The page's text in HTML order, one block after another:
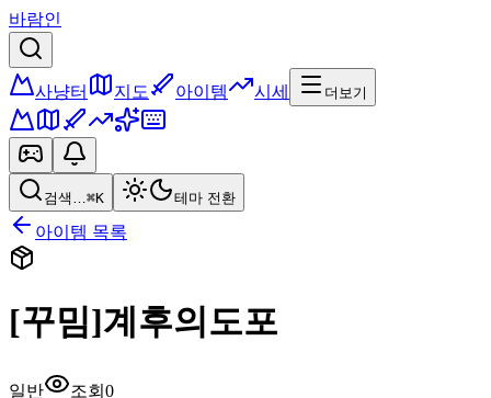
바람인
사냥터 지도 아이템 시세 더보기
검색…⌘K 테마 전환
아이템 목록
[꾸밈]계후의도포
일반 조회 0